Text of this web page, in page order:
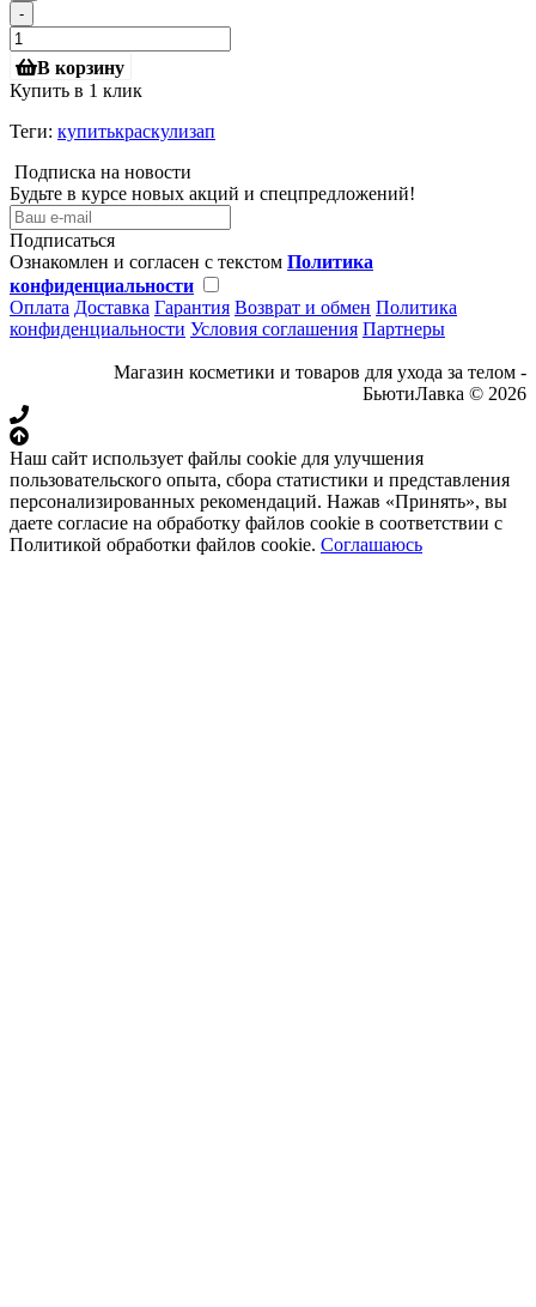
-
В корзину
Купить в 1 клик
Теги: купитькраскулизап
Подписка на новости
Будьте в курсе новых акций и спецпредложений!
Подписаться
Ознакомлен и согласен с текстом Политика
конфиденциальности
Оплата Доставка Гарантия Возврат и обмен Политика
конфиденциальности Условия соглашения Партнеры
Магазин косметики и товаров для ухода за телом -
БьютиЛавка © 2026
Наш сайт использует файлы cookie для улучшения
пользовательского опыта, сбора статистики и представления
персонализированных рекомендаций. Нажав «Принять», вы
даете согласие на обработку файлов cookie в соответствии с
Политикой обработки файлов cookie. Соглашаюсь